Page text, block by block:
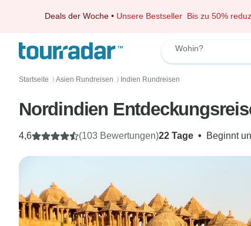
Deals der Woche • Unsere Bestseller Bis zu 50%
Wohin?
Startseite 〉 Asien Rundreisen 〉 Indien Rundreisen
Nordindien
22 Tage • Beginnt
4,6 (103 Bewertungen)